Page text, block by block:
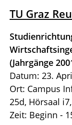
TU Graz
(Jahrgänge
Datum: 23.
Ort: Campus
25d, Hörsaal
Zeit: Beginn -